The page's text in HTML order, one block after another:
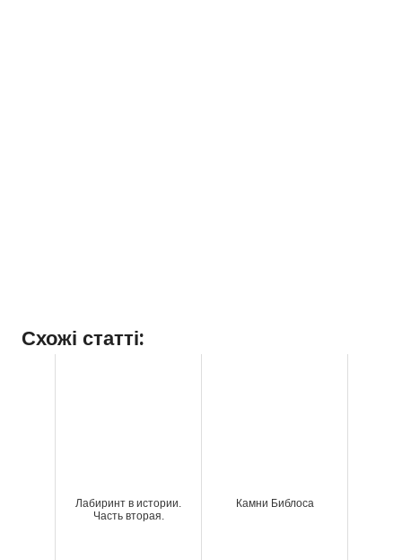
Схожі статті:
Лабиринт в истории.
Часть вторая.
Камни Библоса